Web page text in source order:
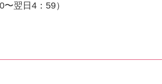
翌日4：59）